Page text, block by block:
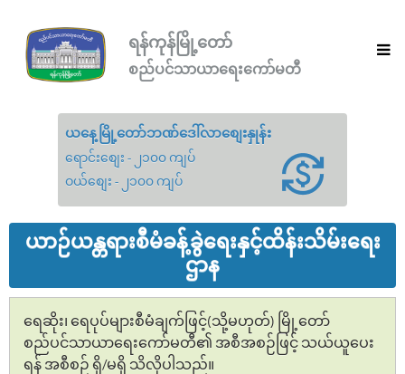
ရန်ကုန်မြို့တော်
စည်ပင်သာယာရေးကော်မတီ
ယနေ့မြို့တော်ဘဏ်ဒေါ်လာစျေးနှုန်း
ရောင်းစျေး - ၂၁၀၀ ကျပ်
ဝယ်စျေး - ၂၁၀၀ ကျပ်
ယာဉ်ယန္တရားစီမံခန့်ခွဲရေးနှင့်ထိန်းသိမ်းရေး
ဌာန
ရေဆိုး၊ ရေပုပ်များစီမံချက်ဖြင့်(သို့မဟုတ်) မြို့တော်
စည်ပင်သာယာရေးကော်မတီ၏ အစီအစဉ်ဖြင့် သယ်ယူပေး
ရန် အစီစဉ် ရှိ/မရှိ သိလိုပါသည်။